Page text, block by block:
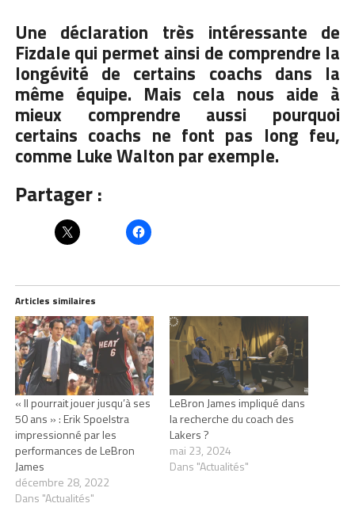
Une déclaration très intéressante de
Fizdale qui permet ainsi de comprendre la
longévité de certains coachs dans la
même équipe. Mais cela nous aide à
mieux comprendre aussi pourquoi
certains coachs ne font pas long feu,
comme Luke Walton par exemple.
Partager :
Articles similaires
« Il pourrait jouer jusqu’à ses
50 ans » : Erik Spoelstra
impressionné par les
performances de LeBron
James
décembre 28, 2022
Dans "Actualités"
LeBron James impliqué dans
la recherche du coach des
Lakers ?
mai 23, 2024
Dans "Actualités"